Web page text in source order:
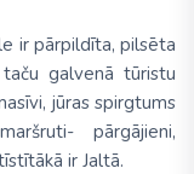
ir pārpildīta, pilsēta
galvenā tūristu
jūras spirgtums
pārgājieni,
ir Jaltā.